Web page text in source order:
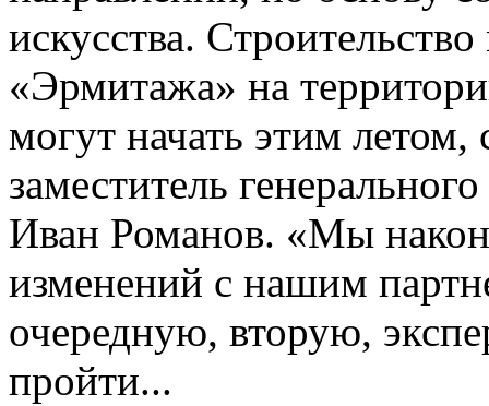
искусства.
«Эрмитажа» на
могут начать этим
заместитель
Иван Романов. «Мы
изменений с нашим
очередную, вторую,
пройти...